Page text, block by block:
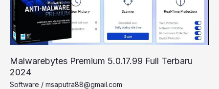
Malwarebytes Premium 5.0.17.99 Full Terbaru
2024
Software / msaputra88@gmail.com